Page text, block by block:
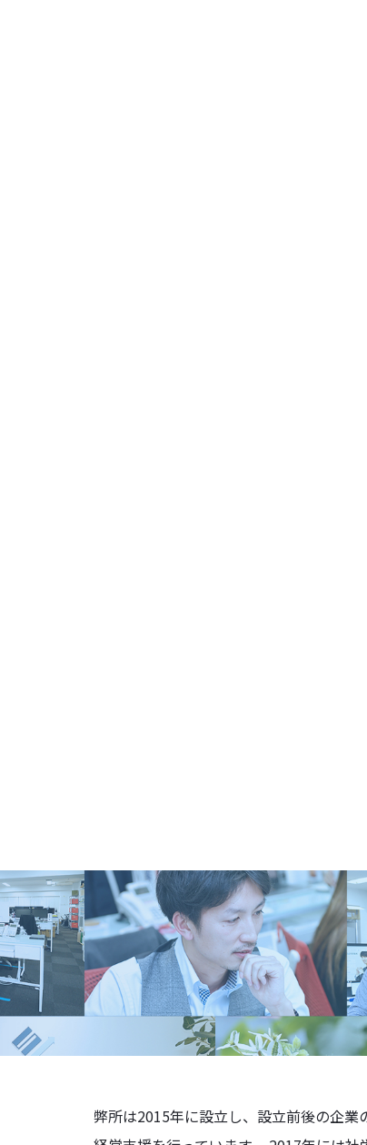
弊所は2015年に設立し、設立前後の企業